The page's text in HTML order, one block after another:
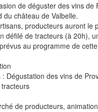
de déguster des vins
du château de Valbelle.
producteurs auront le
défilé de tracteurs (à 20h),
au programme de
Dégustation des vins de
de producteurs,